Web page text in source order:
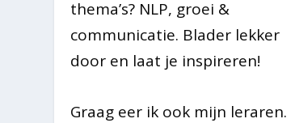
thema’s? NLP, groei &
communicatie. Blader lekker
door en laat je inspireren!
Graag eer ik ook mijn leraren.